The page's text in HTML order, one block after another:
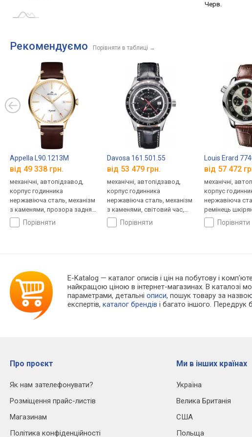
Черв.
Рекомендуємо Порівняти в таблиці →
Appella L90.1213M
від 49 338 грн.
механічні, автопідзавод,
корпус годинника
нержавіюча сталь, механізм
з каменями, прозора задня
кришка, ремінець: ремінець
шкіряний, WR 30, Швейцарія
порівняти
Davosa 161.501.55
від 53 479 грн.
механічні, автопідзавод,
корпус годинника
нержавіюча сталь, механізм
з каменями, світовий час,
ремінець: ремінець
шкіряний, WR 100, Швейцарія
порівняти
Louis Erard
від 57 472
механічні,
корпус
нержавіюча
ремінець
Швейцаріяпорівняти
E-Katalog — каталог описів і цін на побутову і
найкращою ціною в інтернет-магазинах. В каталозі
параметрами, детальніописи, пошук товару за
експертів,каталог брендів і багато іншого. Передрук
Про проєкт
Як нам зателефонувати?
Розміщення прайс-листів
Магазинам
Політика конфіденційності
Ми в інших країнах
Україна
Велика Британія
США
Польща